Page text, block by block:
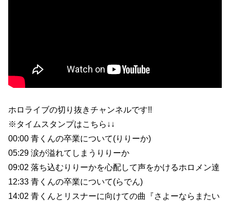
ホロライブの切り抜きチャンネルです!!
※タイムスタンプはこちら↓↓
00:00 青くんの卒業について(りりーか)
05:29 涙が溢れてしまうりりーか
09:02 落ち込むりりーかを心配して声をかけるホロメン達
12:33 青くんの卒業について(らでん)
14:02 青くんとリスナーに向けての曲『さよーならまたい